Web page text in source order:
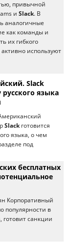
привычной
и Slack. В
аналогичные
как команды и
их гибкого
используют
Slack
языка
Slackготовится
языка, о чем
под
бесплатных
Корпоративный
популярности в
готовит санкции